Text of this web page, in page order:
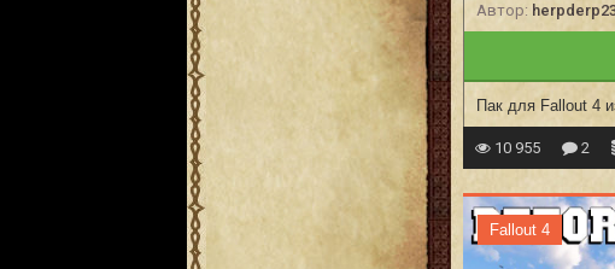
Автор:
Пак для Fallout 4
10 955 2
Fallout 4